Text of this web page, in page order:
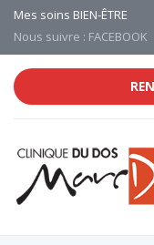
Mes soins BIEN-ÊTRE
Nous suivre : FACEBOOK